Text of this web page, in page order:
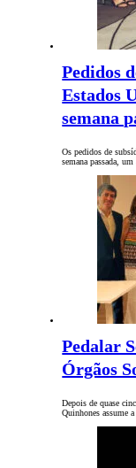
Pedidos
Estados
semana
Os pedidos de
semana passada,
Pedalar
Órgãos
Depois de quase
Quinhones assume